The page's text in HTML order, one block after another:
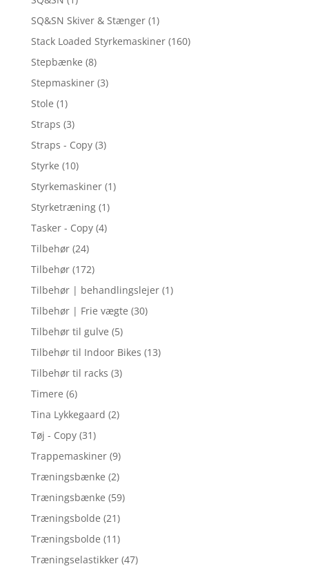
SQ&SN Skiver & Stænger (1)
Stack Loaded Styrkemaskiner (160)
Stepbænke (8)
Stepmaskiner (3)
Stole (1)
Straps (3)
Straps - Copy (3)
Styrke (10)
Styrkemaskiner (1)
Styrketræning (1)
Tasker - Copy (4)
Tilbehør (24)
Tilbehør (172)
Tilbehør | behandlingslejer (1)
Tilbehør | Frie vægte (30)
Tilbehør til gulve (5)
Tilbehør til Indoor Bikes (13)
Tilbehør til racks (3)
Timere (6)
Tina Lykkegaard (2)
Tøj - Copy (31)
Trappemaskiner (9)
Træningsbænke (2)
Træningsbænke (59)
Træningsbolde (21)
Træningsbolde (11)
Træningselastikker (47)